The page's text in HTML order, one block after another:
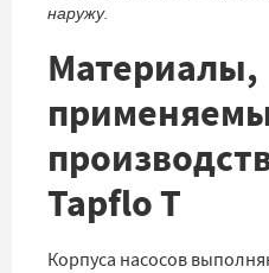
наружу.
Материалы,
Tapflo T
Корпуса насосов